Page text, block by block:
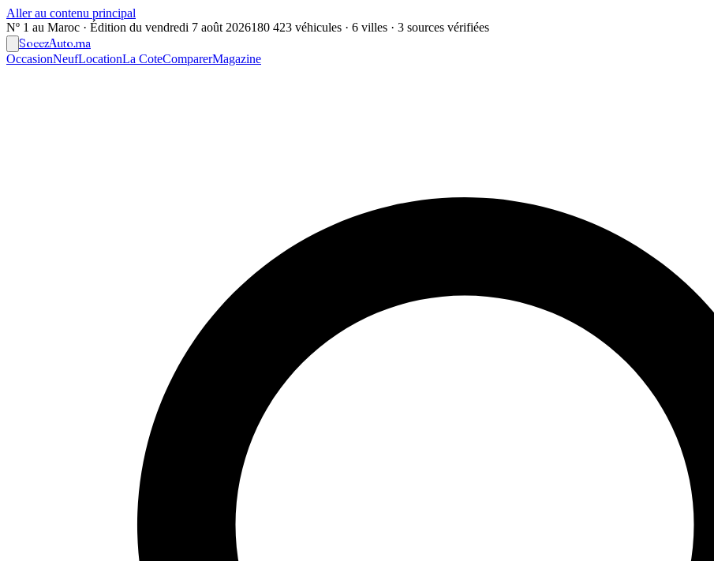
Aller au contenu principal
Nº 1 au Maroc · Édition du vendredi 7 août 2026180 423 véhicules · 6 villes · 3 sources vérifiées
SoeezAuto.ma
OccasionNeufLocationLa CoteComparerMagazine